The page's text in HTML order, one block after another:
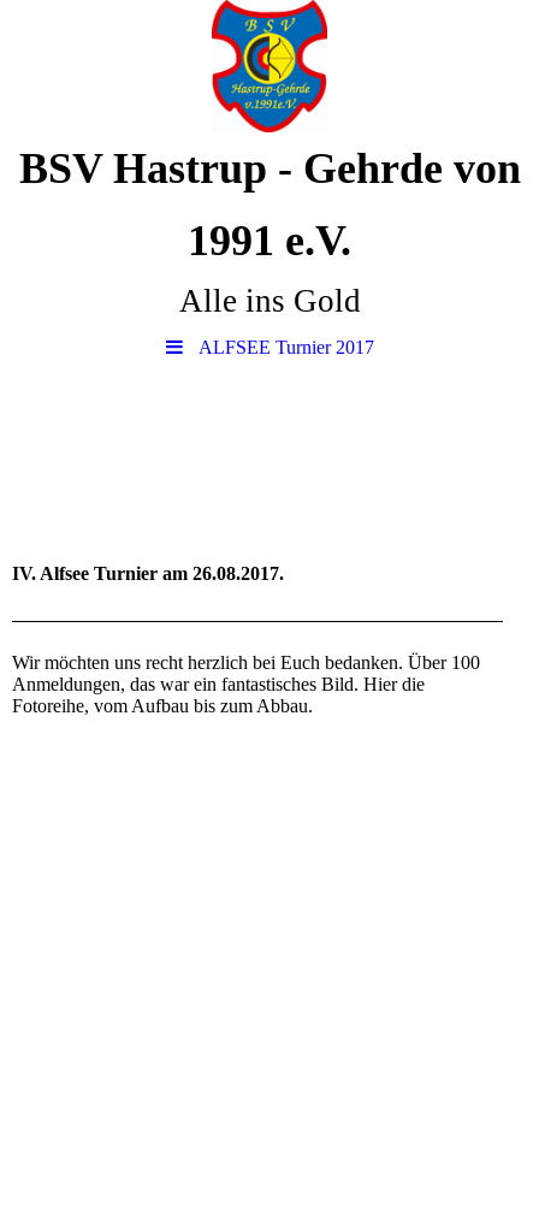
BSV Hastrup - Gehrde von
1991 e.V.
Alle ins Gold
ALFSEE Turnier 2017
IV. Alfsee Turnier am 26.08.2017.
Wir möchten uns recht herzlich bei Euch bedanken. Über 100
Anmeldungen, das war ein fantastisches Bild. Hier die
Fotoreihe, vom Aufbau bis zum Abbau.